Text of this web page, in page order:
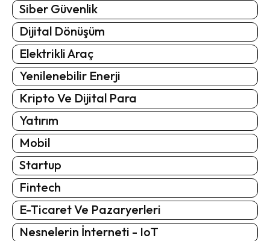
Siber Güvenlik
Dijital Dönüşüm
Elektrikli Araç
Yenilenebilir Enerji
Kripto Ve Dijital Para
Yatırım
Mobil
Startup
Fintech
E-Ticaret Ve Pazaryerleri
Nesnelerin İnterneti - IoT